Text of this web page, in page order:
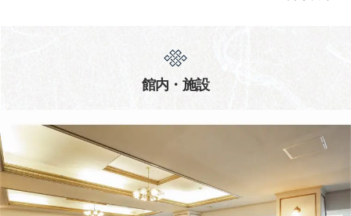
館内・施設